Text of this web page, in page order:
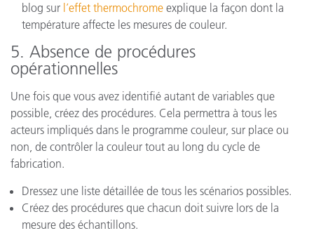
blog sur l’effet thermochrome explique la façon dont la
température affecte les mesures de couleur.
5. Absence de procédures
opérationnelles
Une fois que vous avez identifié autant de variables que
possible, créez des procédures. Cela permettra à tous les
acteurs impliqués dans le programme couleur, sur place ou
non, de contrôler la couleur tout au long du cycle de
fabrication.
Dressez une liste détaillée de tous les scénarios possibles.
Créez des procédures que chacun doit suivre lors de la
mesure des échantillons.